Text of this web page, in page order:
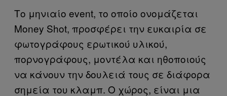
Το μηνιαίο event, το οποίο ονομάζεται
Money Shot, προσφέρει την ευκαιρία σε
φωτογράφους ερωτικού υλικού,
πορνογράφους, μοντέλα και ηθοποιούς
να κάνουν την δουλειά τους σε διάφορα
σημεία του κλαμπ. Ο χώρος, είναι μια